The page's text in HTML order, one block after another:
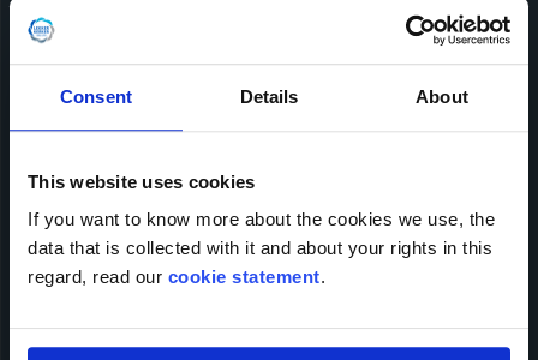
Consent Details About
This website uses cookies
If you want to know more about the cookies we use, the
data that is collected with it and about your rights in this
regard, read our cookie statement.
Kontaktiere uns!
Name der Firma
Name*
E-mail*
Telefonnummer*